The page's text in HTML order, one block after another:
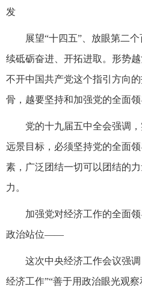
发
展望“十四五”、放眼第二
续砥砺奋进、开拓进取。形势
不开中国共产党这个指引方向
骨，越要坚持和加强党的全面领
党的十九届五中全会强调
远景目标，必须坚持党的全面
素，广泛团结一切可以团结的
力。
加强党对经济工作的全面
政治站位——
这次中央经济工作会议强
经济工作”“善于用政治眼光观